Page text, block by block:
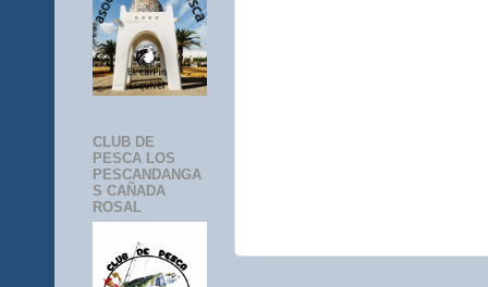
CLUB DE
PESCA LOS
PESCANDANGA
S CAÑADA
ROSAL